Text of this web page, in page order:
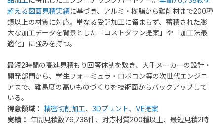
超える図面見積実績に基づき、アルミ・樹脂から難削材まで200種
類以上の材質に対応。単なる受託加工に留まらず、蓄積された膨
大な加工データを背景とした「コストダウン提案」や「加工法最
適化」に強みを持つ。
最短2時間の高速見積もり回答体制を敷き、大手メーカーの設計・
開発部門から、学生フォーミュラ・ロボコン等の次世代エンジニ
アまで、難易度の高いものづくりを技術面からバックアップして
いる。
得意領域： 精密切削加工、 3Dプリント、 VE提案
実績： 年間見積数76,738件、対応材質200種以上、最短見積2時